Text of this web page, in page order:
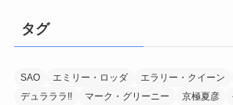
タグ
SAO エミリー・ロッダ エラリー・クイーン
デュラララ!!
マーク・グリーニー 京極夏彦